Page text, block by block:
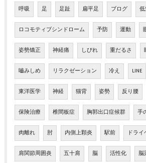
呼吸 足 足趾 扁平足 ブログ
ロコモティブシンドローム 予防 運動
姿勢矯正 神経痛 しびれ 重だるさ
嚙みしめ リラクゼーション 冷え LINE
東洋医学 神経 猫背 姿勢 反り腰
保険治療 椎間板症 胸郭出口症候群 手
肉離れ 肘 内側上顆炎 駅前 ドラ
肩関節周囲炎 五十肩 脳 活性化 脳